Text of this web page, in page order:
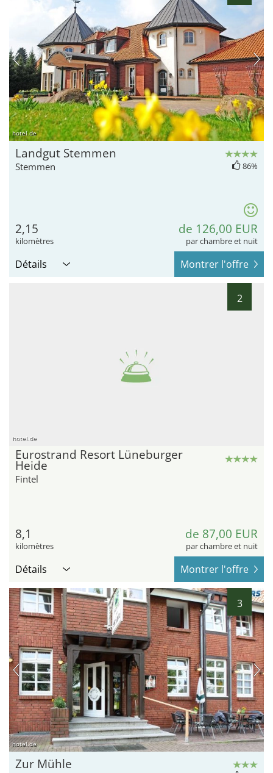
hotel.de
Landgut Stemmen
Stemmen 86%
2,15
kilomètres
de 126,00 EUR
par chambre et nuit
Détails Montrer l'offre
2
hotel.de
Eurostrand Resort Lüneburger
Heide
Fintel
8,1
kilomètres
de 87,00 EUR
par chambre et nuit
Détails Montrer l'offre
3
hotel.de
Zur Mühle